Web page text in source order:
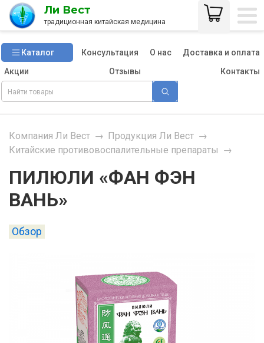
Ли Вест
традиционная китайская медицина
Каталог Консультация О нас
Доставка и оплата
Акции
Отзывы Контакты
Компания Ли Вест → Продукция Ли Вест →
Китайские противовоспалительные препараты →
ПИЛЮЛИ «ФАН ФЭН
ВАНЬ»
Обзор